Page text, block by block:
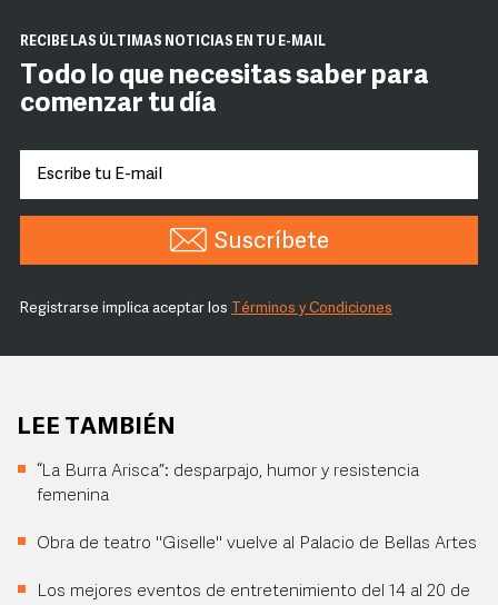
RECIBE LAS ÚLTIMAS NOTICIAS EN TU E-MAIL
Todo lo que necesitas saber para
comenzar tu día
Suscríbete
Registrarse implica aceptar los Términos y Condiciones
LEE TAMBIÉN
“La Burra Arisca”: desparpajo, humor y resistencia
femenina
Obra de teatro "Giselle" vuelve al Palacio de Bellas Artes
Los mejores eventos de entretenimiento del 14 al 20 de